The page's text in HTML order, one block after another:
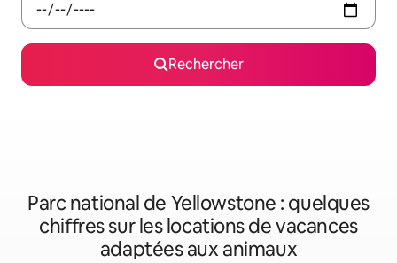
Rechercher
Parc national de Yellowstone : quelques
chiffres sur les locations de vacances
adaptées aux animaux